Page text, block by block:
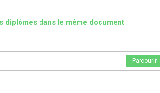
diplômes dans le même document
Parcourir